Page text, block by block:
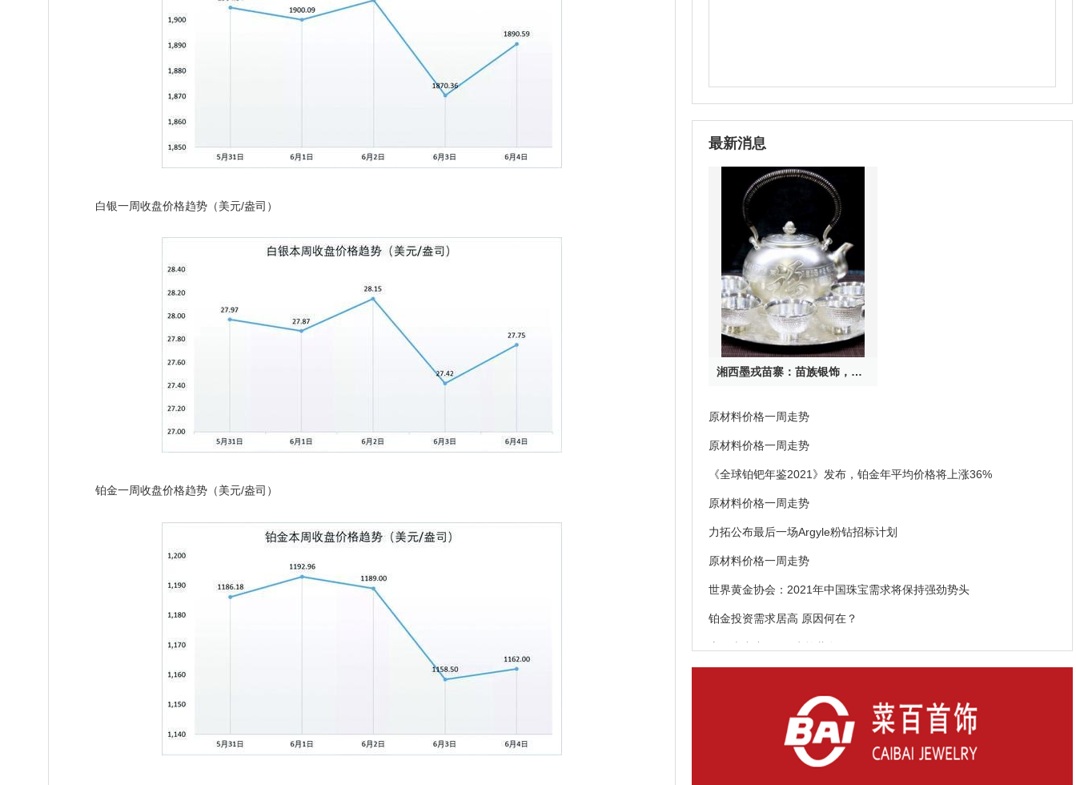
白银一周收盘价格趋势（美元/盎司）
铂金一周收盘价格趋势（美元/盎司）
最新消息
湘西墨戎苗寨：苗族银饰，穿在身上的历史文化瑰宝
原材料价格一周走势
原材料价格一周走势
《全球铂钯年鉴2021》发布，铂金年平均价格将上涨36%
原材料价格一周走势
力拓公布最后一场Argyle粉钻招标计划
原材料价格一周走势
世界黄金协会：2021年中国珠宝需求将保持强劲势头
铂金投资需求居高 原因何在？